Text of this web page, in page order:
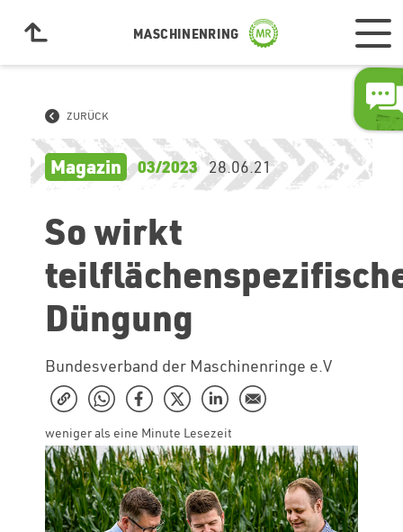
MASCHINENRING
ZURÜCK
Magazin 03/2023 28.06.21
So wirkt
Düngung
Bundesverband der Maschinenringe e.V
weniger als eine Minute Lesezeit